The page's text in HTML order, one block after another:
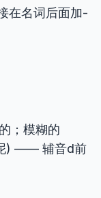
在名词后面加-
；模糊的
) —— 辅音d前